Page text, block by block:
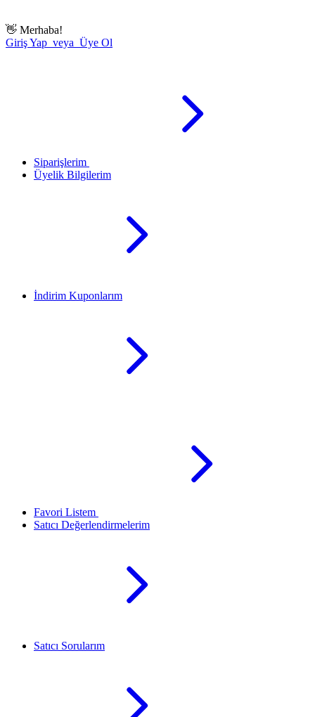
👋 Merhaba!
Giriş Yap veya Üye Ol
Siparişlerim
Üyelik Bilgilerim
İndirim Kuponlarım
Favori Listem
Satıcı Değerlendirmelerim
Satıcı Sorularım